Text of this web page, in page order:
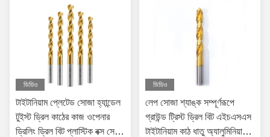
ভিডিও
টাইটানিয়াম প্লেটেড সোজা হ্যান্ডেল
টুইস্ট ড্রিল কাঠের কাজ ওপেনার
ড্রিলিং ড্রিল বিট প্লাস্টিক বক্স সেট
ভিডিও
লেপ সোজা শ্যাঙ্ক সম্পূর্ণরূপে
গ্রাউন্ড ট্রিস্ট ড্রিল বিট এইচএসএস
টাইটানিয়াম কাঠ ধাতু অ্যালুমিনিয়াম